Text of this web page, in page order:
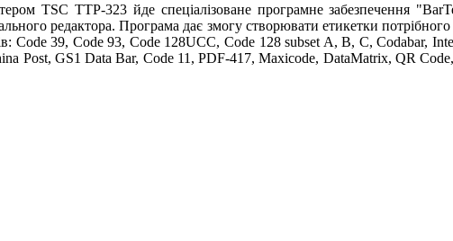
TSC TTP-323 йде спеціалізоване програмне забезпечення
редактора. Програма дає змогу створювати етикетки
Code 39, Code 93, Code 128UCC, Code 128 subset A, B, C,
Post, GS1 Data Bar, Code 11, PDF-417, Maxicode, DataMatrix, QR